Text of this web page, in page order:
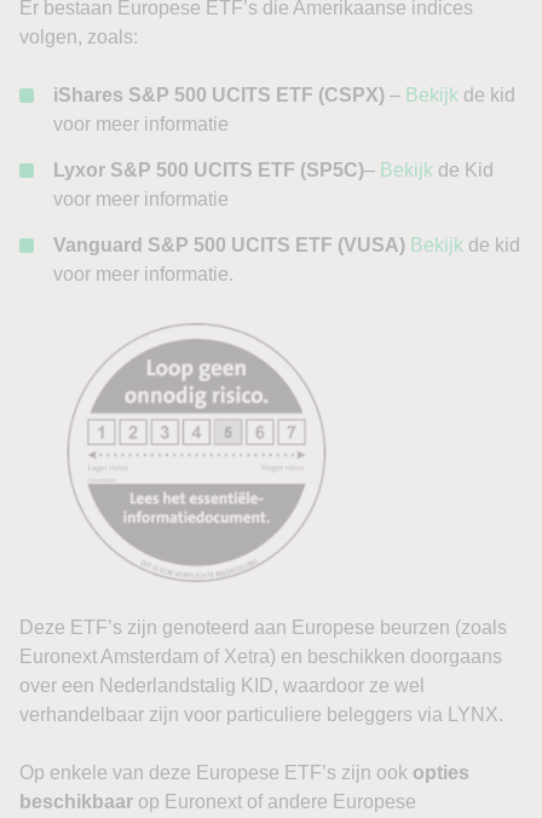
Er bestaan Europese ETF’s die Amerikaanse indices
volgen, zoals:
iShares S&P 500 UCITS ETF (CSPX) – Bekijk de kid
voor meer informatie
Lyxor S&P 500 UCITS ETF (SP5C)– Bekijk de Kid
voor meer informatie
Vanguard S&P 500 UCITS ETF (VUSA) Bekijk de kid
voor meer informatie.
Deze ETF’s zijn genoteerd aan Europese beurzen (zoals
Euronext Amsterdam of Xetra) en beschikken doorgaans
over een Nederlandstalig KID, waardoor ze wel
verhandelbaar zijn voor particuliere beleggers via LYNX.
Op enkele van deze Europese ETF’s zijn ook opties
beschikbaar op Euronext of andere Europese